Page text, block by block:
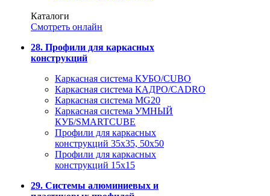
Каталоги
Смотреть онлайн
28. Профили для каркасных
конструкций
Каркасная система КУБО/CUBO
Каркасная система КАДРО/CADRO
Каркасная система MG20
Каркасная система УМНЫЙ
КУБ/SMARTCUBE
Профили для каркасных
конструкций 35x35, 50x50
Профили для каркасных
конструкций 15х15
29. Системы алюминиевых и